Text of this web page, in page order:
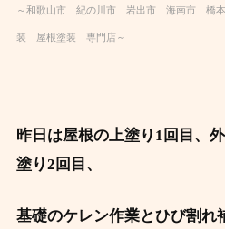
～和歌山市 紀の川市 岩出市 海南市 橋
装 屋根塗装 専門店～
昨日は屋根の上塗り1回目、
塗り2回目、
基礎のケレン作業とひび割れ